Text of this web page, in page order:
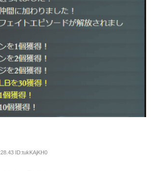
ID:tukKAjKH0